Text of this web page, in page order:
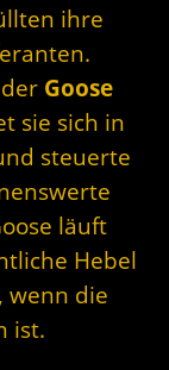
ihre
Goose
sie sich in
steuerte
läuft
Hebel
wenn die
ist.